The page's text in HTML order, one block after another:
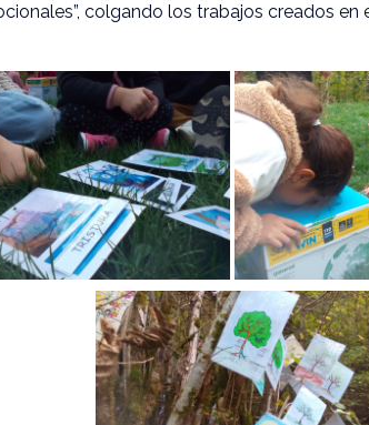
colgando los trabajos creados en